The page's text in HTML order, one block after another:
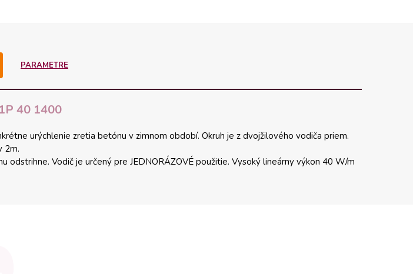
PARAMETRE
40 1400
urýchlenie zretia betónu v zimnom období. Okruh je z dvojžilového vodiča priem.
2m.
Vodič je určený pre JEDNORÁZOVÉ použitie. Vysoký lineárny výkon 40 W/m